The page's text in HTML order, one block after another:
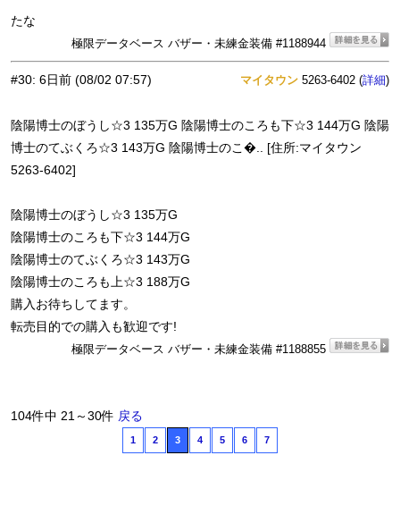
たな
極限データベース バザー・未練金装備 #1188944
#30: 6日前 (08/02 07:57) マイタウン 5263-6402 (詳細)
陰陽博士のぼうし☆3 135万G 陰陽博士のころも下☆3 144万G 陰陽
博士のてぶくろ☆3 143万G 陰陽博士のこ�.. [住所:マイタウン
5263-6402]
陰陽博士のぼうし☆3 135万G
陰陽博士のころも下☆3 144万G
陰陽博士のてぶくろ☆3 143万G
陰陽博士のころも上☆3 188万G
購入お待ちしてます。
転売目的での購入も歓迎です!
極限データベース バザー・未練金装備 #1188855
104件中 21～30件 戻る
1 2 3 4 5 6 7